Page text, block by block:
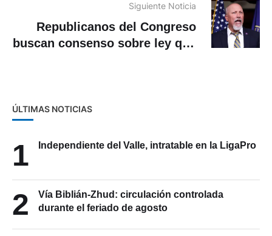
Siguiente Noticia
Republicanos del Congreso
buscan consenso sobre ley que
ÚLTIMAS NOTICIAS
1 Independiente del Valle, intratable en la LigaPro
2
Vía Biblián-Zhud: circulación controlada
durante el feriado de agosto